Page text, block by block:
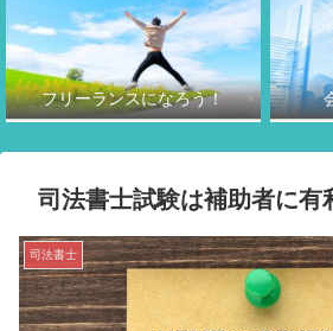
フリーランスになろう！
司法書士試験は補助者に有
司法書士